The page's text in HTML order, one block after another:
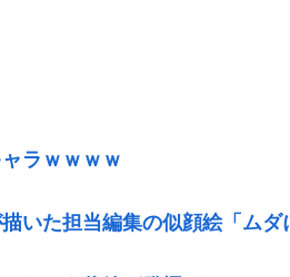
ラｗｗｗｗ
いた担当編集の似顔絵「ムダ